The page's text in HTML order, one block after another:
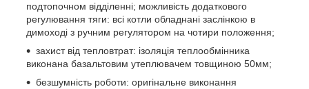
подтопочном відділенні; можливість додаткового
регулювання тяги: всі котли обладнані заслінкою в
димоході з ручним регулятором на чотири положення;
захист від тепловтрат: ізоляція теплообмінника
виконана базальтовим утеплювачем товщиною 50мм;
безшумність роботи: оригінальне виконання